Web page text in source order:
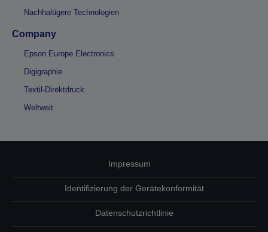
Nachhaltigere Technologien
Company
Epson Europe Electronics
Digigraphie
Textil-Direktdruck
Weltweit
Impressum
Identifizierung der Gerätekonformität
Datenschutzrichtlinie